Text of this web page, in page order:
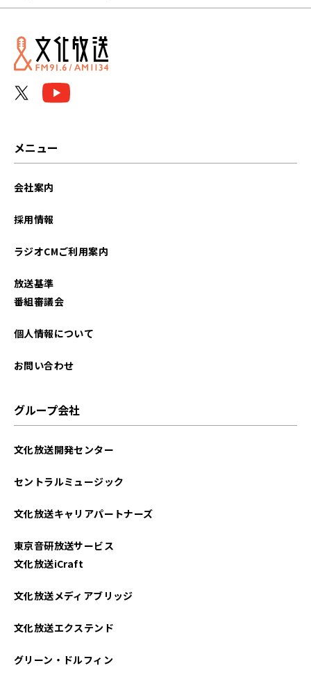
メニュー
会社案内
採用情報
ラジオCMご利用案内
放送基準
番組審議会
個人情報について
お問い合わせ
グループ会社
文化放送開発センター
セントラルミュージック
文化放送キャリアパートナーズ
東京音研放送サービス
文化放送iCraft
文化放送メディアブリッジ
文化放送エクステンド
グリーン・ドルフィン